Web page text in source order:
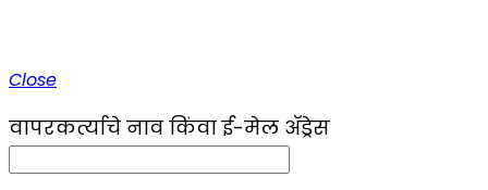
Close
वापरकर्त्याचे नाव किंवा ई-मेल ॲड्रेस